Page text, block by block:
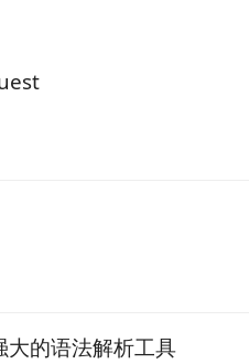
大的语法解析工具